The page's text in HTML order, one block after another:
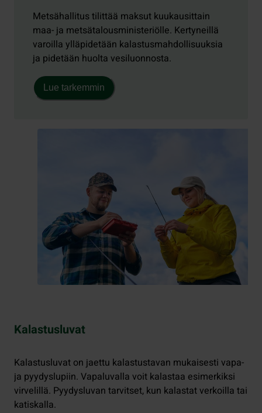
Metsähallitus tilittää maksut kuukausittain
maa- ja metsätalousministeriölle. Kertyneillä
varoilla ylläpidetään kalastusmahdollisuuksia
ja pidetään huolta vesiluonnosta.
Lue tarkemmin
Kalastusluvat
Kalastusluvat on jaettu kalastustavan mukaisesti vapa-
ja pyydyslupiin. Vapaluvalla voit kalastaa esimerkiksi
virvelillä. Pyydysluvan tarvitset, kun kalastat verkoilla tai
katiskalla.